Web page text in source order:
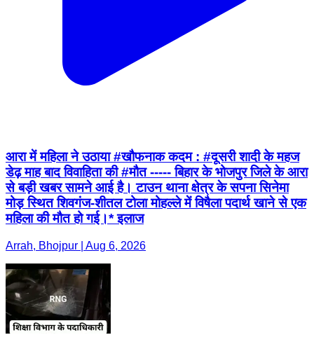
आरा में महिला ने उठाया #खौफनाक कदम : #दूसरी शादी के महज
डेढ़ माह बाद विवाहिता की #मौत ----- बिहार के भोजपुर जिले के आरा
से बड़ी खबर सामने आई है। टाउन थाना क्षेत्र के सपना सिनेमा
मोड़ स्थित शिवगंज-शीतल टोला मोहल्ले में विषैला पदार्थ खाने से एक
महिला की मौत हो गई।* इलाज
Arrah, Bhojpur | Aug 6, 2026